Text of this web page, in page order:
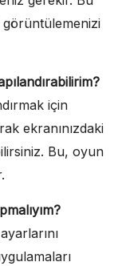
görüntülemenizi
için
ekranınızdaki
Bu, oyun